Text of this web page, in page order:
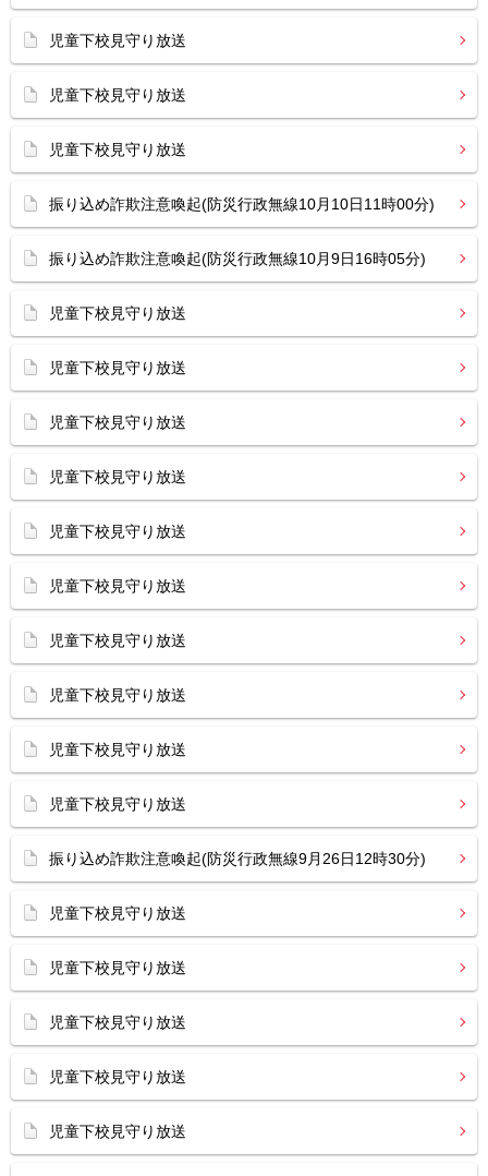
児童下校見守り放送
児童下校見守り放送
児童下校見守り放送
振り込め詐欺注意喚起(防災行政無線10月10日11時00分)
振り込め詐欺注意喚起(防災行政無線10月9日16時05分)
児童下校見守り放送
児童下校見守り放送
児童下校見守り放送
児童下校見守り放送
児童下校見守り放送
児童下校見守り放送
児童下校見守り放送
児童下校見守り放送
児童下校見守り放送
児童下校見守り放送
振り込め詐欺注意喚起(防災行政無線9月26日12時30分)
児童下校見守り放送
児童下校見守り放送
児童下校見守り放送
児童下校見守り放送
児童下校見守り放送